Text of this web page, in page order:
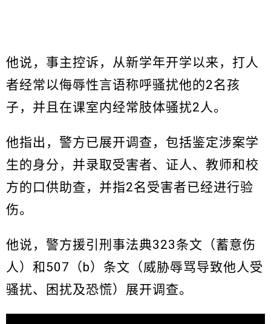
他说，事主控诉，从新学年开学以来，打人
者经常以侮辱性言语称呼骚扰他的2名孩
子，并且在课室内经常肢体骚扰2人。
他指出，警方已展开调查，包括鉴定涉案学
生的身分，并录取受害者、证人、教师和校
方的口供助查，并指2名受害者已经进行验
伤。
他说，警方援引刑事法典323条文（蓄意伤
人）和507（b）条文（威胁辱骂导致他人受
骚扰、困扰及恐慌）展开调查。